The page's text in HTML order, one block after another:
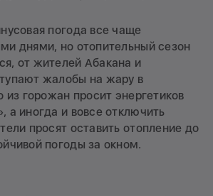
погода все чаще
днями, но отопительный сезон
от жителей Абакана и
жалобы на жару в
из горожан просит энергетиков
а иногда и вовсе отключить
просят оставить отопление до
погоды за окном.